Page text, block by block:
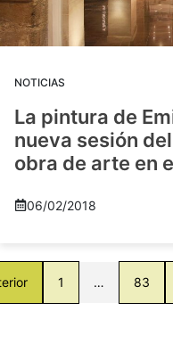
NOTICIAS
La pintura de
nueva sesión
obra de arte en
06/02/2018
1 … 83